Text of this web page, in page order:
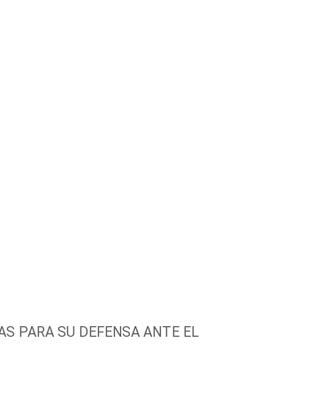
PARA SU DEFENSA ANTE EL